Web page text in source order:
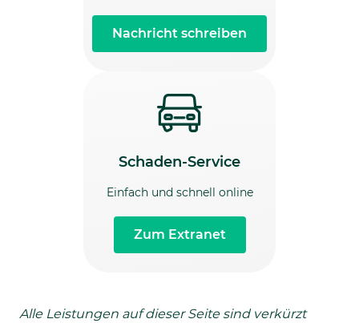
Nachricht schreiben
Schaden-Service
Einfach und schnell online
Zum Extranet
Alle Leistungen auf dieser Seite sind verkürzt